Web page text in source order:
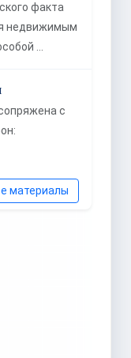
факта
недвижимым
…
с
материалы